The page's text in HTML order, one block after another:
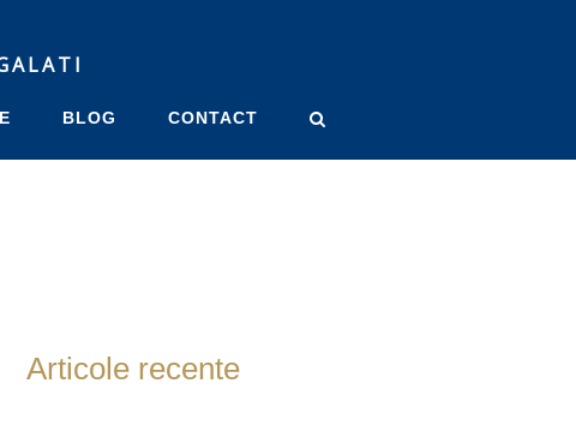
BLOG CONTACT
Articole recente